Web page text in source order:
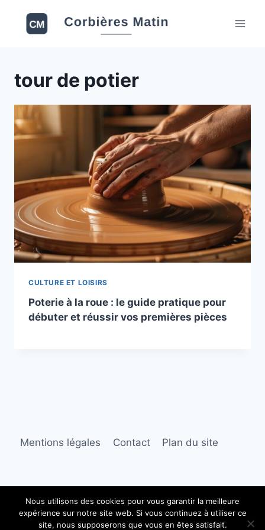
tour de potier
CULTURE ET LOISIRS
Poterie à la roue : le guide pratique pour
débuter et réussir vos premières pièces
Mentions légales Contact Plan du site
© 2026 Corbières Matin
Nous utilisons des cookies pour vous garantir la meilleure
expérience sur notre site web. Si vous continuez à utiliser ce
site, nous supposerons que vous en êtes satisfait.